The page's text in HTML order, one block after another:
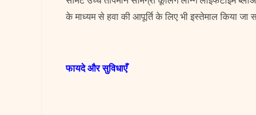
के माध्यम से हवा की आपूर्ति के लिए भी इस्तेमाल किया जा
फायदे और सुविधाएँ